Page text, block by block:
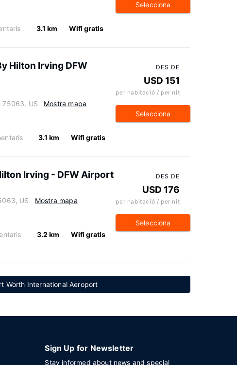
3.1 km Wifi gratis
Selecciona
Hilton Irving DFW
75063, US Mostra mapa
3.1 km Wifi gratis
DES DE
USD 151
per habitació / per nit
Selecciona
Irving - DFW Airport
US Mostra mapa
3.2 km Wifi gratis
DES DE
USD 176
per habitació / per nit
Selecciona
Worth International Aeroport
Sign Up for Newsletter
Stay informed about news and special